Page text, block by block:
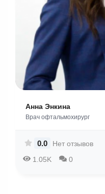
Анна Энкина
Врач офтальмохирург
1.05K 0
0.0 Нет отзывов